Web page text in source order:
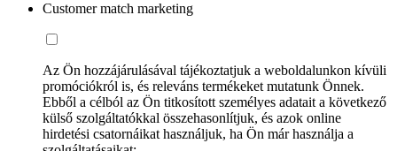
Customer match marketing
Az Ön hozzájárulásával tájékoztatjuk a weboldalunkon kívüli
promóciókról is, és releváns termékeket mutatunk Önnek.
Ebből a célból az Ön titkosított személyes adatait a következő
külső szolgáltatókkal összehasonlítjuk, és azok online
hirdetési csatornáikat használjuk, ha Ön már használja a